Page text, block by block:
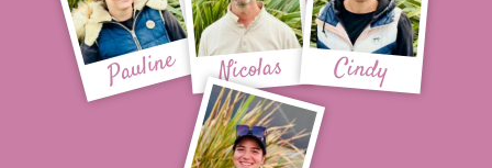
Pauline Nicolas Cindy